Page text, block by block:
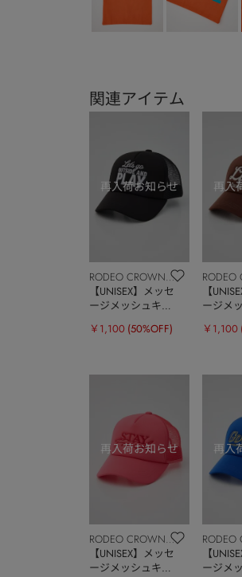
関連アイテム
RODEO CROWNS
WIDE BOWL
【UNISEX】メッセ
ージメッシュキャ
￥1,100 (50%OFF)
RODEO
WIDE
【
ージメ
￥1,100
RODEO CROWNS
WIDE BOWL
【UNISEX】メッセ
ージメッシュキャ
RODEO
WIDE
【
ージメ